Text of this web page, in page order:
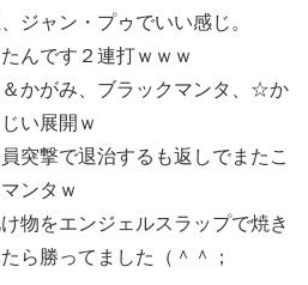
ジャン・プゥでいい感じ。
んです２連打ｗｗｗ
かがみ、ブラックマンタ、☆か
い展開ｗ
突撃で退治するも返しでまたこ
ンタｗ
物をエンジェルスラップで焼き
ら勝ってました（＾＾；